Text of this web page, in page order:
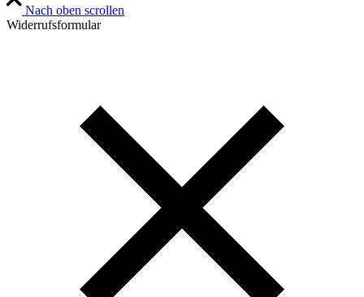
Nach oben scrollen
Widerrufsformular